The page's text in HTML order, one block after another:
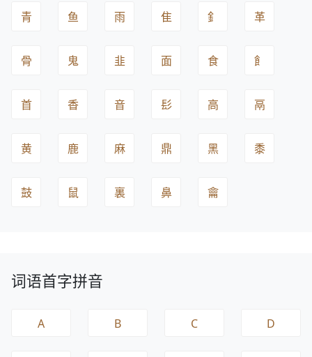
青 鱼 雨 隹 釒 革
骨 鬼 韭 面 食 飠
首 香 音 髟 高 鬲
黄 鹿 麻 鼎 黑 黍
鼓 鼠 裏 鼻 龠
词语首字拼音
A B C D